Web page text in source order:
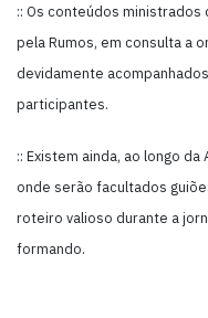
:: Os conteúdos
pela Rumos, em consulta a
devidamente
participantes.
:: Existem ainda, ao longo
onde serão facultados
roteiro valioso durante a
formando.